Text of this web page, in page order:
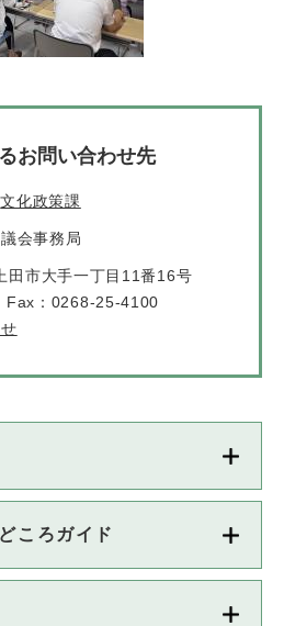
お問い合わせ先
文化政策課
会事務局
田市大手一丁目11番16号
Fax：0268-25-4100
ころガイド